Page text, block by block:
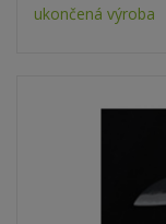
ukončená výroba